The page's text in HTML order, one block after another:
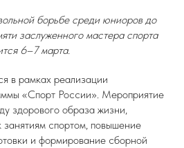
борьбе среди юниоров до
заслуженного мастера спорта
6–7 марта.
в рамках реализации
«Спорт России». Мероприятие
здорового образа жизни,
спортом, повышение
и формирование сборной